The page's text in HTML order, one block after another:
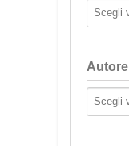
Autore